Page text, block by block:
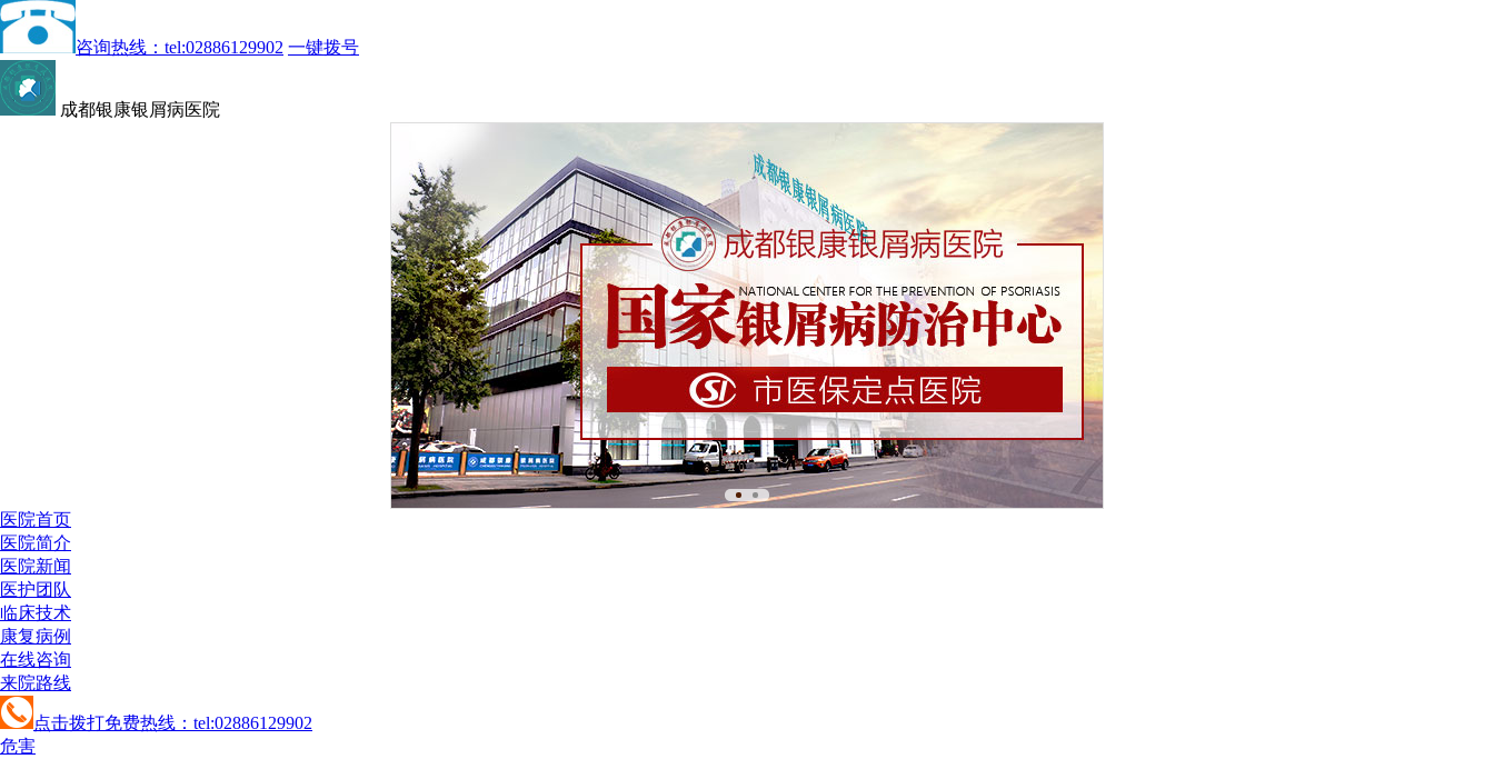
咨询热线：tel:02886129902 一键拨号
成都银康银屑病医院
医院首页
医院简介
医院新闻
医护团队
临床技术
康复病例
在线咨询
来院路线
点击拨打免费热线：tel:02886129902
危害